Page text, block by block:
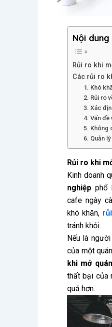
Nội dung
Rủi ro khi
Các rủi ro
1. Khó
2. Rủi ro
3. Xác
4. Vấn đề
5. Không
6. Quản
Rủi ro khi
Kinh doanh
nghiệp phổ
cafe ngày
khó khăn,
tránh khỏi.
Nếu là
của một
khi mở
thất bại của
quả hơn.